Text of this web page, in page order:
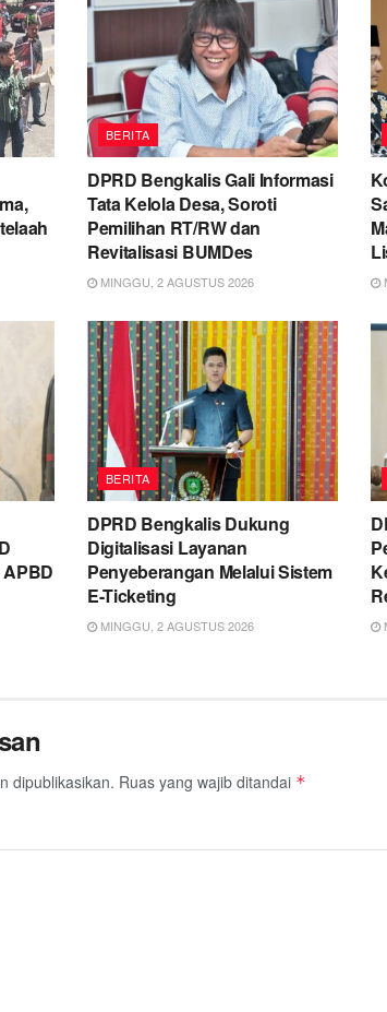
BERITA
DPRD Bengkalis Gali Informasi
Tata Kelola Desa, Soroti
Pemilihan RT/RW dan
Revitalisasi BUMDes
MINGGU, 2 AGUSTUS 2026
BERITA
DPRD Bengkalis Dukung
Digitalisasi Layanan
Penyeberangan Melalui Sistem
E-Ticketing
MINGGU, 2 AGUSTUS 2026
dipublikasikan. Ruas yang wajib ditandai *